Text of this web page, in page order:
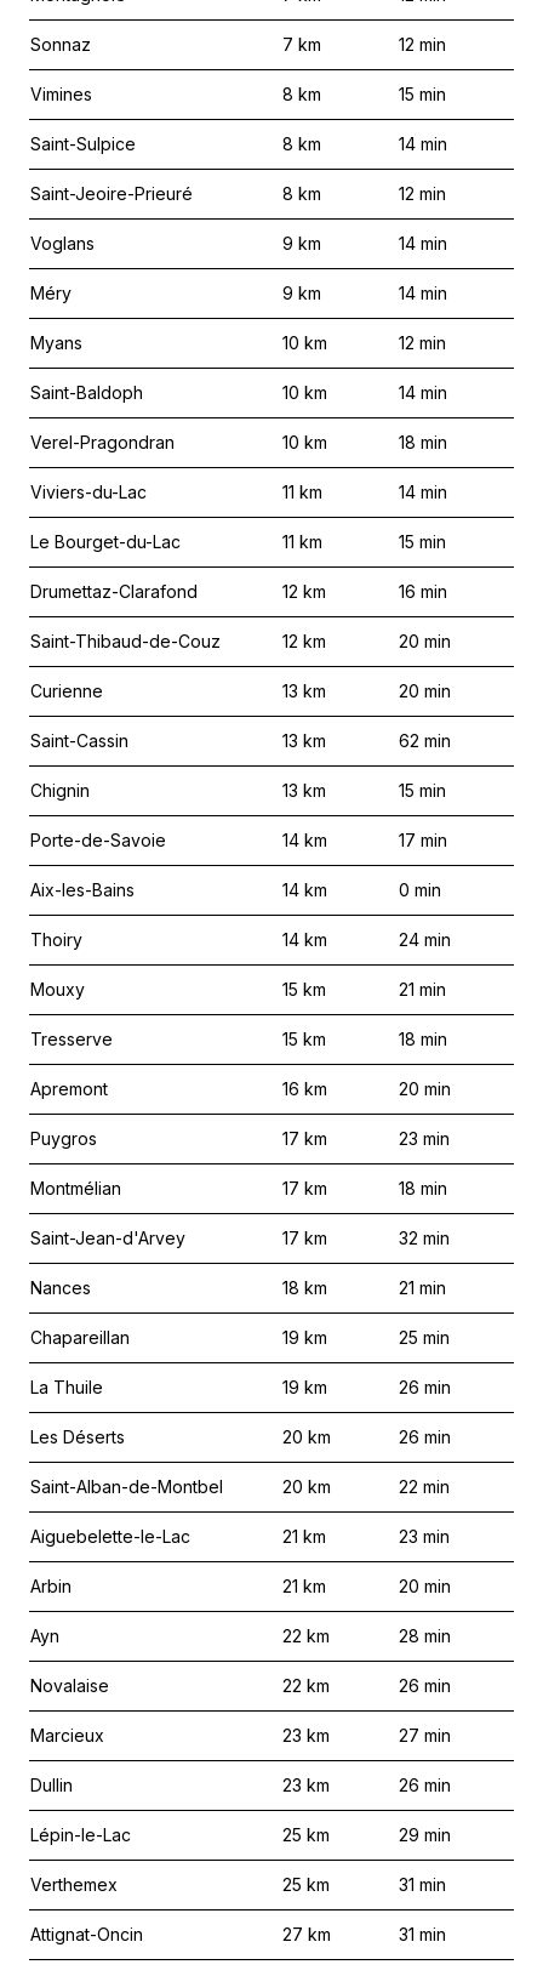
Sonnaz 7 km 12 min
Vimines 8 km 15 min
Saint-Sulpice 8 km 14 min
Saint-Jeoire-Prieuré 8 km 12 min
Voglans 9 km 14 min
Méry 9 km 14 min
Myans 10 km 12 min
Saint-Baldoph 10 km 14 min
Verel-Pragondran 10 km 18 min
Viviers-du-Lac 11 km 14 min
Le Bourget-du-Lac 11 km 15 min
Drumettaz-Clarafond 12 km 16 min
Saint-Thibaud-de-Couz 12 km 20 min
Curienne 13 km 20 min
Saint-Cassin 13 km 62 min
Chignin 13 km 15 min
Porte-de-Savoie 14 km 17 min
Aix-les-Bains 14 km 0 min
Thoiry 14 km 24 min
Mouxy 15 km 21 min
Tresserve 15 km 18 min
Apremont 16 km 20 min
Puygros 17 km 23 min
Montmélian 17 km 18 min
Saint-Jean-d'Arvey 17 km 32 min
Nances 18 km 21 min
Chapareillan 19 km 25 min
La Thuile 19 km 26 min
Les Déserts 20 km 26 min
Saint-Alban-de-Montbel 20 km 22 min
Aiguebelette-le-Lac 21 km 23 min
Arbin 21 km 20 min
Ayn 22 km 28 min
Novalaise 22 km 26 min
Marcieux 23 km 27 min
Dullin 23 km 26 min
Lépin-le-Lac 25 km 29 min
Verthemex 25 km 31 min
Attignat-Oncin 27 km 31 min